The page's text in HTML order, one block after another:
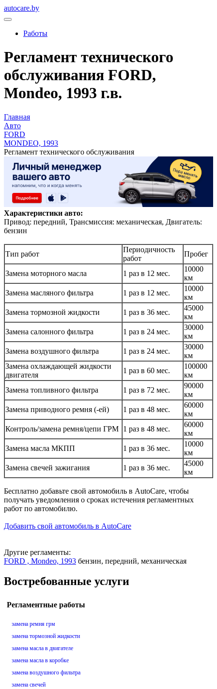
autocare.by
Работы
Регламент технического
обслуживания FORD,
Mondeo, 1993 г.в.
Главная
Авто
FORD
MONDEO, 1993
Регламент технического обслуживания
Характеристики авто:
Привод: передний, Трансмиссия: механическая, Двигатель:
бензин
Тип работ
Периодичность
работ
Пробег
Замена моторного масла 1 раз в 12 мес.
10000
км
Замена масляного фильтра
1 раз в 12 мес.
10000
км
Замена тормозной жидкости
1 раз в 36 мес.
45000
км
Замена салонного фильтра
1 раз в 24 мес.
30000
км
Замена воздушного фильтра
1 раз в 24 мес.
30000
км
Замена охлаждающей жидкости
двигателя
1 раз в 60 мес.
100000
км
Замена топливного фильтра
1 раз в 72 мес.
90000
км
Замена приводного ремня (-ей)
1 раз в 48 мес.
60000
км
Контроль/замена ремня/цепи ГРМ 1 раз в 48 мес.
60000
км
Замена масла МКПП
1 раз в 36 мес.
10000
км
Замена свечей зажигания
1 раз в 36 мес.
45000
км
Бесплатно добавьте свой автомобиль в AutoCare, чтобы
получать уведомления о сроках истечения регламентных
работ по автомобилю.
Добавить свой автомобиль в AutoCare
Другие регламенты:
FORD , Mondeo, 1993 бензин, передний, механическая
Востребованные услуги
Регламентные работы
замена ремня грм
замена тормозной жидкости
замена масла в двигателе
замена масла в коробке
замена воздушного фильтра
замена свечей